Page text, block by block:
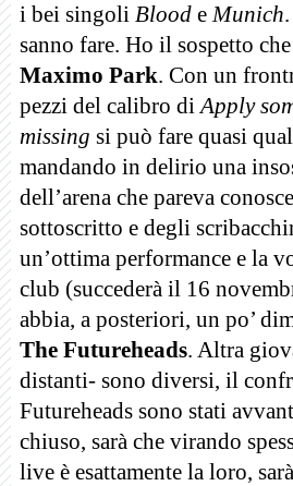
i bei singoli Blood eMunich
sanno fare. Ho il sospetto
Maximo Park. Con un
pezzi del calibro diApply
missing si può fare quasi
mandando in delirio una
dell’arena che pareva
sottoscritto e degli
un’ottima performance e la
club (succederà il 16
abbia, a posteriori, un po’
The Futureheads. Altra
distanti- sono diversi, il
Futureheads sono stati
chiuso, sarà che virando
live è esattamente la loro,